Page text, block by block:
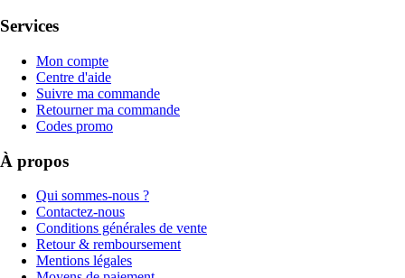
Services
Mon compte
Centre d'aide
Suivre ma commande
Retourner ma commande
Codes promo
À propos
Qui sommes-nous ?
Contactez-nous
Conditions générales de vente
Retour & remboursement
Mentions légales